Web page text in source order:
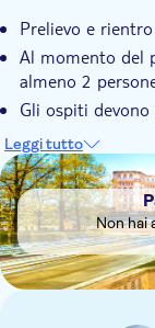
Prelievo e
Al momento del
almeno 2
Gli ospiti
questo tour
Leggi tutto
DSA1Palace of
Non hai